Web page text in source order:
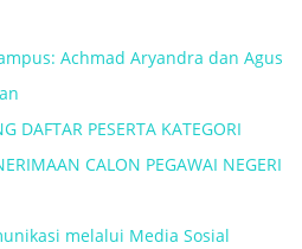
Achmad Aryandra dan Agus
DAFTAR PESERTA KATEGORI
CALON PEGAWAI NEGERI
melalui Media Sosial